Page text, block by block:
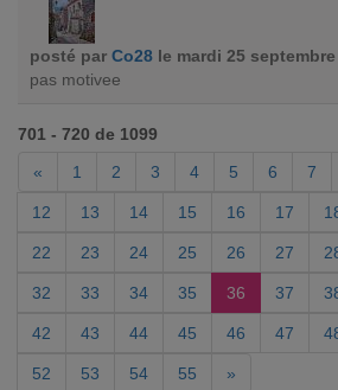
posté par Co28 le mardi 25 septembre
pas motivee
701 - 720 de 1099
«
1 2 3 4 5 6 7
12 13 14 15 16 17
22 23 24 25 26 27
32 33 34 35 36 37
42 43 44 45 46 47
52 53 54 55 »